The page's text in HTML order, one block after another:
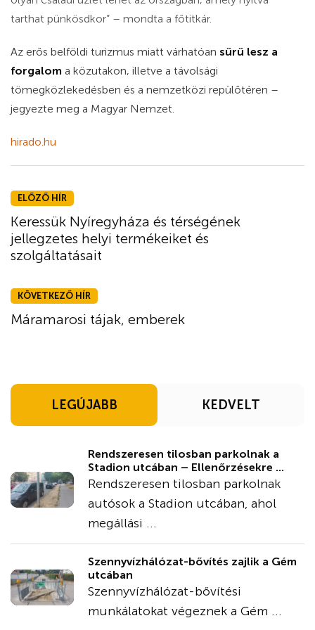
tarthat pünkösdkor” – mondta a főtitkár.
Az erős belföldi turizmus miatt várhatóan sűrű lesz a
forgalom a közutakon, illetve a távolsági
tömegközlekedésben és a nemzetközi repülőtéren –
jegyezte meg a Magyar Nemzet.
hirado.hu
ELŐZŐ HÍR
Keressük Nyíregyháza és térségének
jellegzetes helyi termékeiket és
szolgáltatásait
KÖVETKEZŐ HÍR
Máramarosi tájak, emberek
LEGÚJABB KEDVELT
Rendszeresen tilosban parkolnak a
Stadion utcában – Ellenőrzésekre ...
Rendszeresen tilosban parkolnak
autósok a Stadion utcában, ahol
megállási ...
Szennyvízhálózat-bővítés zajlik a Gém
utcában
Szennyvízhálózat-bővítési
munkálatokat végeznek a Gém ...